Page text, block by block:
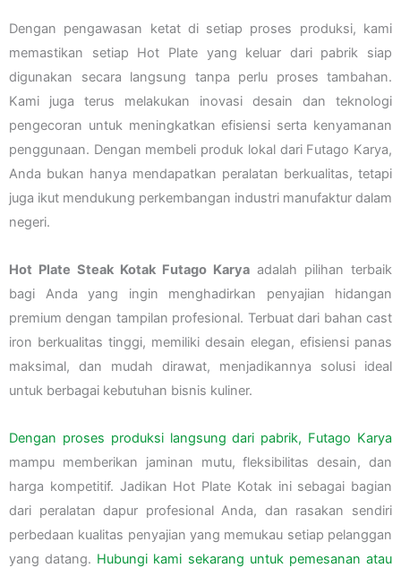
Dengan pengawasan ketat di setiap proses produksi, kami
memastikan setiap Hot Plate yang keluar dari pabrik siap
digunakan secara langsung tanpa perlu proses tambahan.
Kami juga terus melakukan inovasi desain dan teknologi
pengecoran untuk meningkatkan efisiensi serta kenyamanan
penggunaan. Dengan membeli produk lokal dari Futago Karya,
Anda bukan hanya mendapatkan peralatan berkualitas, tetapi
juga ikut mendukung perkembangan industri manufaktur dalam
negeri.
Hot Plate Steak Kotak Futago Karya adalah pilihan terbaik
bagi Anda yang ingin menghadirkan penyajian hidangan
premium dengan tampilan profesional. Terbuat dari bahan cast
iron berkualitas tinggi, memiliki desain elegan, efisiensi panas
maksimal, dan mudah dirawat, menjadikannya solusi ideal
untuk berbagai kebutuhan bisnis kuliner.
Dengan proses produksi langsung dari pabrik, Futago Karya
mampu memberikan jaminan mutu, fleksibilitas desain, dan
harga kompetitif. Jadikan Hot Plate Kotak ini sebagai bagian
dari peralatan dapur profesional Anda, dan rasakan sendiri
perbedaan kualitas penyajian yang memukau setiap pelanggan
yang datang. Hubungi kami sekarang untuk pemesanan atau